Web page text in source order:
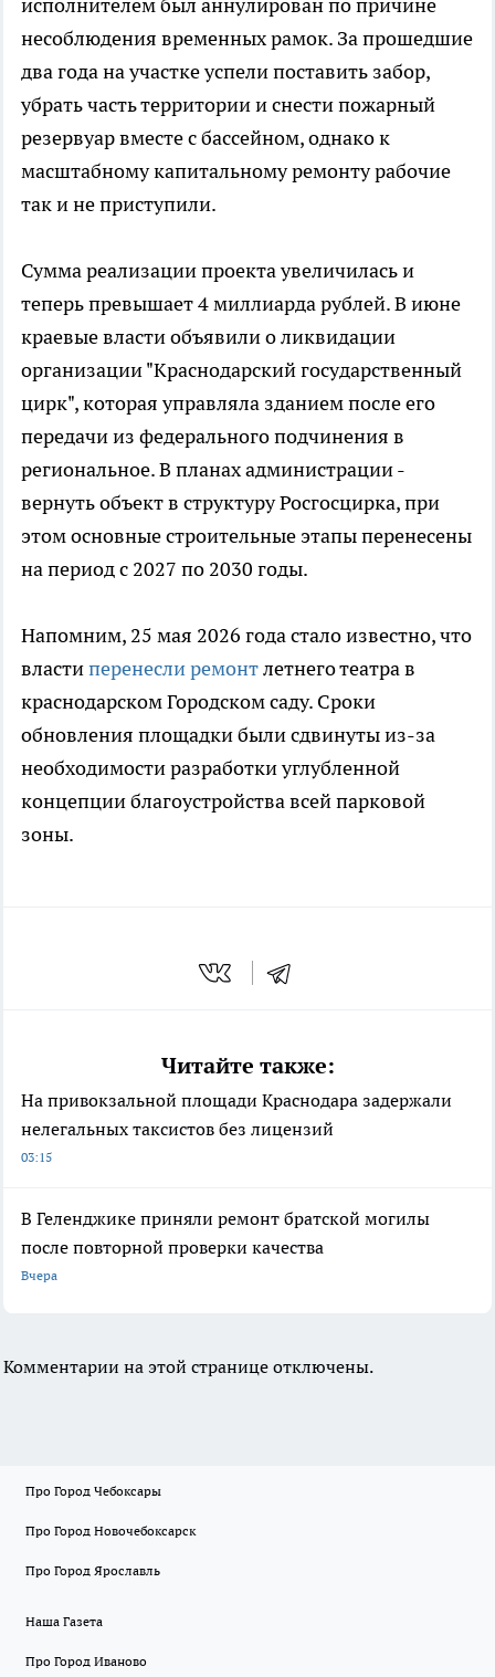
исполнителем был аннулирован по причине
несоблюдения временных рамок. За прошедшие
два года на участке успели поставить забор,
убрать часть территории и снести пожарный
резервуар вместе с бассейном, однако к
масштабному капитальному ремонту рабочие
так и не приступили.
Сумма реализации проекта увеличилась и
теперь превышает 4 миллиарда рублей. В июне
краевые власти объявили о ликвидации
организации "Краснодарский государственный
цирк", которая управляла зданием после его
передачи из федерального подчинения в
региональное. В планах администрации -
вернуть объект в структуру Росгосцирка, при
этом основные строительные этапы перенесены
на период с 2027 по 2030 годы.
Напомним, 25 мая 2026 года стало известно, что
властиперенесли ремонтлетнего театра в
краснодарском Городском саду. Сроки
обновления площадки были сдвинуты из-за
необходимости разработки углубленной
концепции благоустройства всей парковой
зоны.
Читайте также:
На привокзальной площади Краснодара задержали
нелегальных таксистов без лицензий
03:15
В Геленджике приняли ремонт братской могилы
после повторной проверки качества
Вчера
Комментарии на этой странице отключены.
Про Город Чебоксары
Про Город Новочебоксарск
Про Город Ярославль
Наша Газета
Про Город Иваново